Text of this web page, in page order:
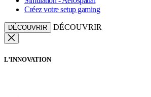
Créez votre setup gaming
DÉCOUVRIR DÉCOUVRIR
L’INNOVATION